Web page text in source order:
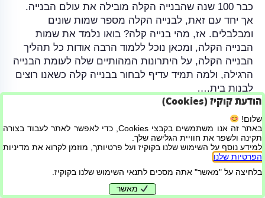
כבר 100 שנה שהבנייה הקלה מובילה את עולם הבנייה.
אך יחד עם זאת, לבנייה הקלה מספר שמות שונים
ומבלבלים. אז, מהי בנייה קלה? בואו נלמד את שמות
הבנייה הקלה, ומכאן נוכל ללמוד הרבה אודות כל תהליך
הבנייה הקלה, על היתרונות המהותיים שלה לעומת הבנייה
הרגילה, ולמה תמיד עדיף לבחור בבנייה קלה כשאנו רוצים
לבנות בית,…
קרא עוד
בניית אתרים ושיווק דיגיטלי
הודעת קוקיז (Cookies)
שלום!
באתר זה אנו משתמשים בקבצי Cookies, כדי לאפשר לאתר לעבוד בצורה
תקינה ולשפר את חוויית הגלישה שלך.
למידע נוסף על השימוש שלנו בקוקיז ועל פרטיותך, מוזמן לקרוא את מדיניות
הפרטיות שלנו
בלחיצה על "מאשר" אתה מסכים לתנאי השימוש שלנו בקוקיז.
מאשר